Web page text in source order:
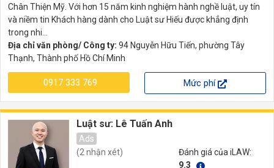
Chân Thiện Mỹ. Với hơn 15 năm kinh nghiệm hành nghề luật, uy tín
và niềm tin Khách hàng dành cho Luật sư Hiếu được khẳng định
trong nhi...
Địa chỉ văn phòng/ Công ty: 94 Nguyễn Hữu Tiến, phường Tây
Thạnh, Thành phố Hồ Chí Minh
0917 333 769 Mức phí
Luật sư: Lê Tuấn Anh
Ads
(2 nhận xét)
Đánh giá của iLAW:
9.3